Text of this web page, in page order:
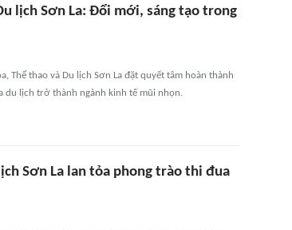
lịch Sơn La: Đổi mới, sáng tạo trong
Thể thao và Du lịch Sơn La đặt quyết tâm hoàn thành
du lịch trở thành ngành kinh tế mũi nhọn.
Sơn La lan tỏa phong trào thi đua